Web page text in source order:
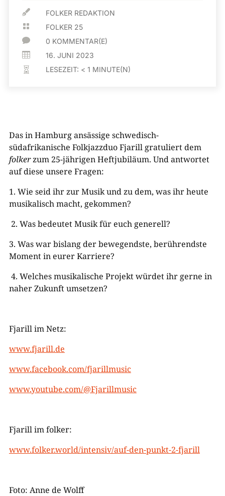
 FOLKER REDAKTION
 FOLKER 25
 0 KOMMENTAR(E)
 16. JUNI 2023
 LESEZEIT: < 1 MINUTE(N)
Das in Hamburg ansässige schwedisch-
südafrikanische Folkjazzduo Fjarill gratuliert dem
folkerzum 25-jährigen Heftjubiläum. Und antwortet
auf diese unsere Fragen:
1. Wie seid ihrzur Musik und zu dem, wasihrheute
musikalisch macht, gekommen?
2. Was bedeutet Musik füreuchgenerell?
3. Was war bislang der bewegendste, berührendste
Moment ineurerKarriere?
4. Welches musikalische Projektwürdet ihrgerne in
naher Zukunft umsetzen?
Fjarill im Netz:
www.fjarill.de
www.facebook.com/fjarillmusic
www.youtube.com/@Fjarillmusic
Fjarill im folker:
www.folker.world/intensiv/auf-den-punkt-2-fjarill
Foto: Anne de Wolff